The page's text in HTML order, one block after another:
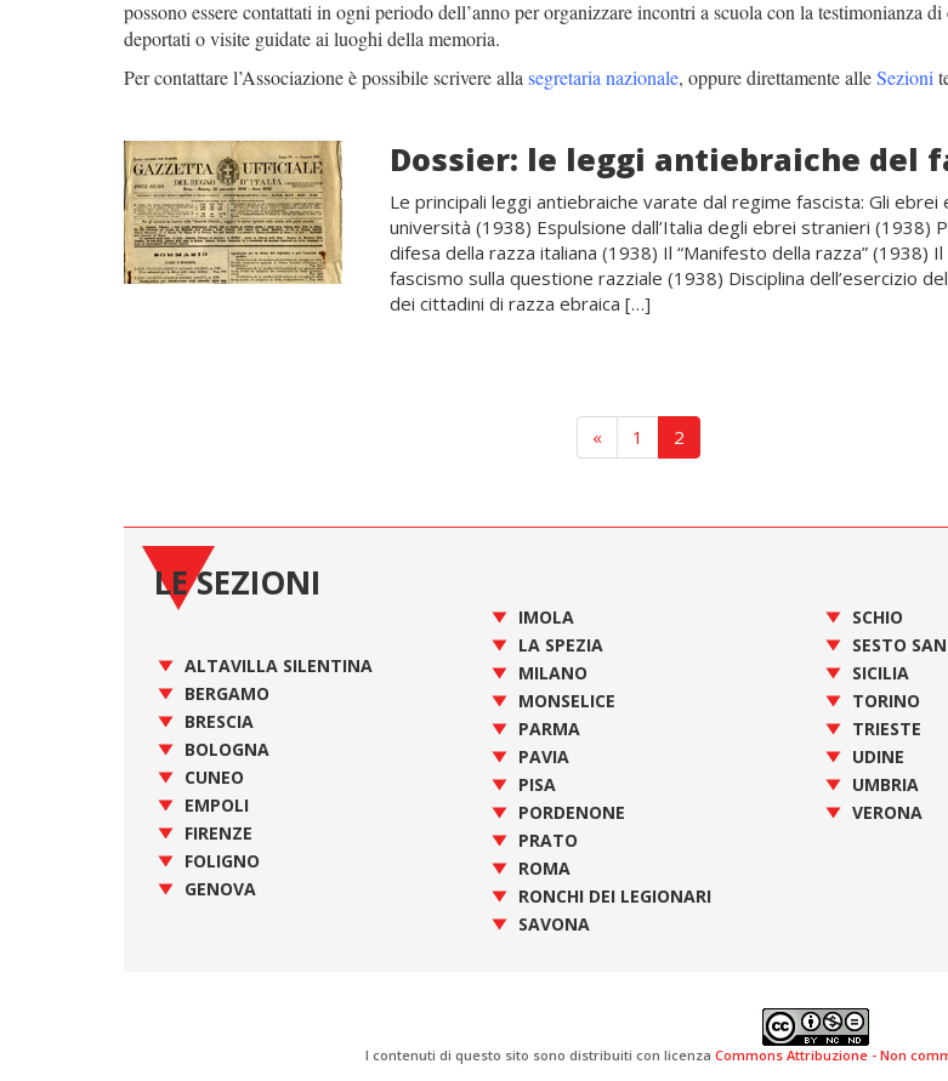
possono essere contattati in ogni periodo dell’anno per organizzare incontri a scuola con la testimonianza
deportati o visite guidate ai luoghi della memoria.
Per contattare l’Associazione è possibile scrivere alla segretaria nazionale, oppure direttamente alleSezioni
Dossier: le leggi antiebraiche del
Le principali leggi antiebraiche varate dal regime fascista: Gli ebrei
università (1938) Espulsione dall’Italia degli ebrei stranieri (1938)
difesa della razza italiana (1938) Il “Manifesto della razza” (1938) Il
fascismo sulla questione razziale (1938) Disciplina dell’esercizio
dei cittadini di razza ebraica […]
« 1 2
LE SEZIONI
ALTAVILLA SILENTINA
BERGAMO
BRESCIA
BOLOGNA
CUNEO
EMPOLI
FIRENZE
FOLIGNO
GENOVA
IMOLA
LA SPEZIA
MILANO
MONSELICE
PARMA
PAVIA
PISA
PORDENONE
PRATO
ROMA
RONCHI DEI LEGIONARI
SAVONA
SCHIO
SESTO
SICILIA
TORINO
TRIESTE
UDINE
UMBRIA
VERONA
I contenuti di questo sito sono distribuiti con licenza Commons Attribuzione - Non